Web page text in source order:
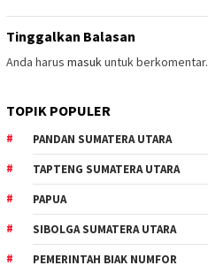
Tinggalkan Balasan
Anda harus masukuntuk berkomentar.
TOPIK POPULER
PANDAN SUMATERA UTARA
TAPTENG SUMATERA UTARA
PAPUA
SIBOLGA SUMATERA UTARA
PEMERINTAH BIAK NUMFOR